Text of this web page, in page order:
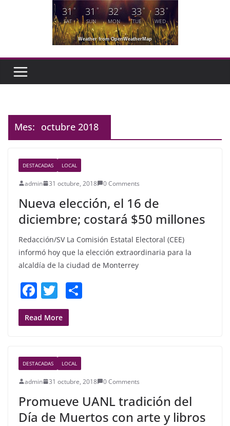
31°
SAT
31 °
SUN
32°
MON
33 °
TUE
33 °
WED
Weather from OpenWeatherMap
Mes: octubre 2018
DESTACADAS LOCAL
admin 31 octubre, 2018 0 Comments
Nueva elección, el 16 de
diciembre; costará $50 millones
Redacción/SV La Comisión Estatal Electoral (CEE)
informó hoy que la elección extraordinaria para la
alcaldía de la ciudad de Monterrey
F
a
c
b
o
o
k
T
w
itt
Read More
DESTACADAS LOCAL
admin 31 octubre, 2018 0 Comments
Promueve UANL tradición del
Día de Muertos con arte y libros